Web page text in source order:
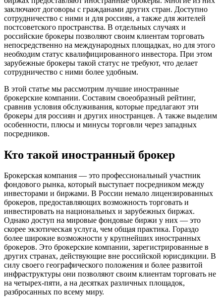
заключают договоры с гражданами других стран. Доступно
сотрудничество с ними и для россиян, а также для жителей
постсоветского пространства. В отдельных случаях и
российские брокеры позволяют своим клиентам торговать
непосредственно на международных площадках, но для этого
необходим статус квалифицированного инвестора. При этом
зарубежные брокеры такой статус не требуют, что делает
сотрудничество с ними более удобным.
В этой статье мы рассмотрим лучшие иностранные
брокерские компании. Составим своеобразный рейтинг,
сравнив условия обслуживания, которые предлагают эти
брокеры для россиян и других иностранцев. А также выделим
особенности, плюсы и минусы торговли через западных
посредников.
Кто такой иностранный брокер
Брокерская компания — это профессиональный участник
фондового рынка, который выступает посредником между
инвесторами и биржами. В России немало лицензированных
брокеров, предоставляющих возможность торговать и
инвестировать на национальных и зарубежных биржах.
Однако доступ на мировые фондовые биржи у них — это
скорее экзотическая услуга, чем общая практика. Гораздо
более широкие возможности у крупнейших иностранных
брокеров. Это брокерские компании, зарегистрированные в
других странах, действующие вне российской юрисдикции. В
силу своего географического положения и более развитой
инфраструктуры они позволяют своим клиентам торговать не
на четырех-пяти, а на десятках различных площадок,
разбросанных по всему миру.